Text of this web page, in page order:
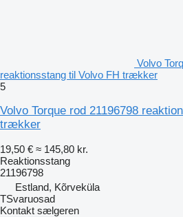
Volvo
reaktionsstang til Volvo FH trækker
5
Volvo Torque rod 21196798
trækker
19,50 € ≈ 145,80 kr.
Reaktionsstang
21196798
Estland, Kõrveküla
TSvaruosad
Kontakt sælgeren